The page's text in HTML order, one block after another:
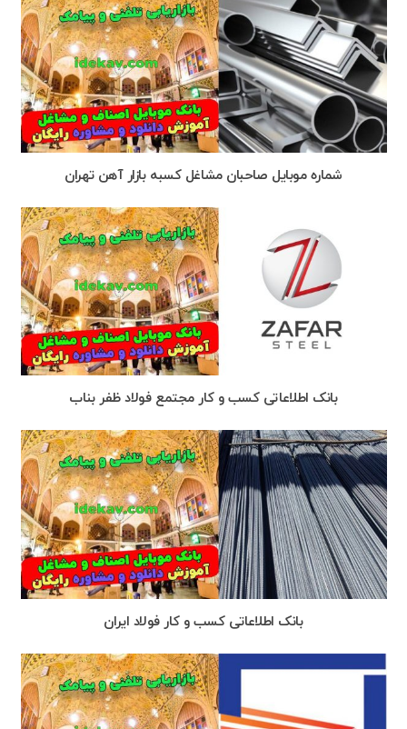
شماره موبایل صاحبان مشاغل کسبه بازار آهن تهران
بانک اطلاعاتی کسب و کار مجتمع فولاد ظفر بناب
بانک اطلاعاتی کسب و کار فولاد ایران